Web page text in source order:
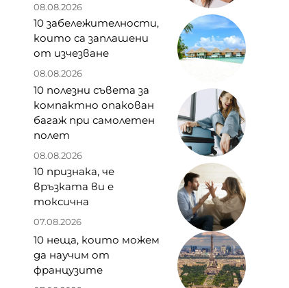
08.08.2026
10 забележителности,
които са заплашени
от изчезване
08.08.2026
10 полезни съвета за
компактно опакован
багаж при самолетен
полет
08.08.2026
10 признака, че
връзката ви е
токсична
07.08.2026
10 неща, които можем
да научим от
французите